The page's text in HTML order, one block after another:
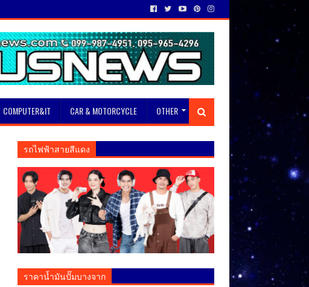
COMPUTER&IT CAR & MOTORCYCLE OTHER
รถไฟฟ้าสายสีแดง
ราคาน้ำมันปั๊มบางจาก